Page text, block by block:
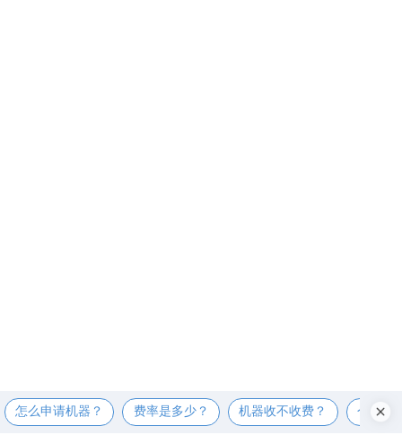
怎么申请机器？ 费率是多少？ 机器收不收费？ 个人可